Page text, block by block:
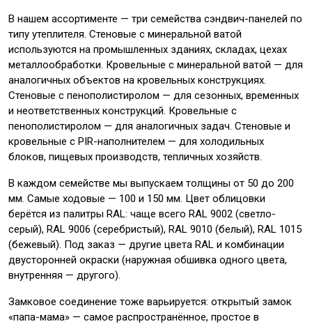
В нашем ассортименте — три семейства сэндвич-панелей по
типу утеплителя. Стеновые с минеральной ватой
используются на промышленных зданиях, складах, цехах
металлообработки. Кровельные с минеральной ватой — для
аналогичных объектов на кровельных конструкциях.
Стеновые с пенополистиролом — для сезонных, временных
и неответственных конструкций. Кровельные с
пенополистиролом — для аналогичных задач. Стеновые и
кровельные с PIR-наполнителем — для холодильных
блоков, пищевых производств, тепличных хозяйств.
В каждом семействе мы выпускаем толщины от 50 до 200
мм. Самые ходовые — 100 и 150 мм. Цвет облицовки
берётся из палитры RAL: чаще всего RAL 9002 (светло-
серый), RAL 9006 (серебристый), RAL 9010 (белый), RAL 1015
(бежевый). Под заказ — другие цвета RAL и комбинации
двусторонней окраски (наружная обшивка одного цвета,
внутренняя — другого).
Замковое соединение тоже варьируется: открытый замок
«папа-мама» — самое распространённое, простое в